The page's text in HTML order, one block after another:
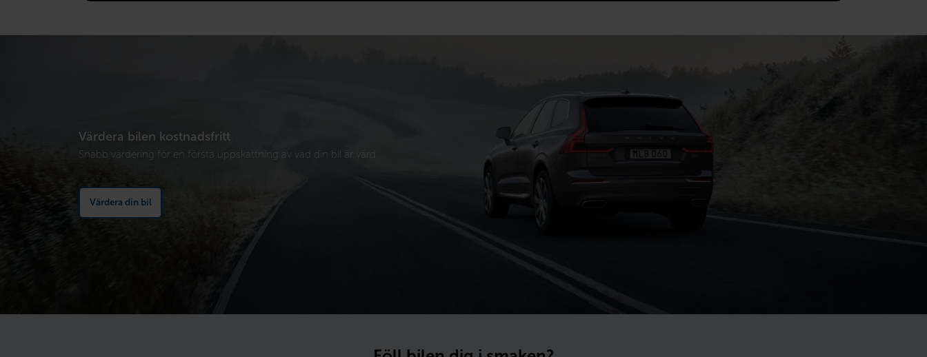
Värdera bilen kostnadsfritt
Snabb värdering för en första uppskattning av vad din bil är värd.
Värdera din bil